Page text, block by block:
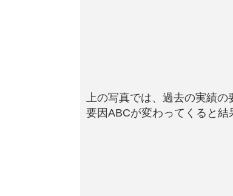
上の写真では、過去の実績の
要因ABCが変わってくると